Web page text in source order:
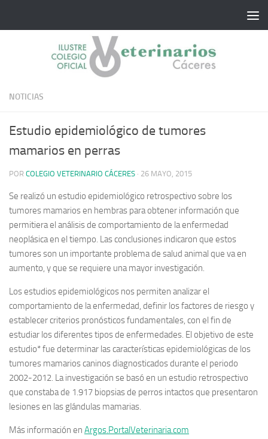
NOTICIAS
Estudio epidemiológico de tumores
mamarios en perras
POR COLEGIO VETERINARIO CÁCERES · 26 MAYO, 2015
Se realizó un estudio epidemiológico retrospectivo sobre los
tumores mamarios en hembras para obtener información que
permitiera el análisis de comportamiento de la enfermedad
neoplásica en el tiempo. Las conclusiones indicaron que estos
tumores son un importante problema de salud animal que va en
aumento, y que se requiere una mayor investigación.
Los estudios epidemiológicos nos permiten analizar el
comportamiento de la enfermedad, definir los factores de riesgo y
establecer criterios pronósticos fundamentales, con el fin de
estudiar los diferentes tipos de enfermedades. El objetivo de este
estudio* fue determinar las características epidemiológicas de los
tumores mamarios caninos diagnosticados durante el periodo
2002-2012. La investigación se basó en un estudio retrospectivo
que constaba de 1.917 biopsias de perros intactos que presentaron
lesiones en las glándulas mamarias.
Más información en Argos.PortalVeterinaria.com